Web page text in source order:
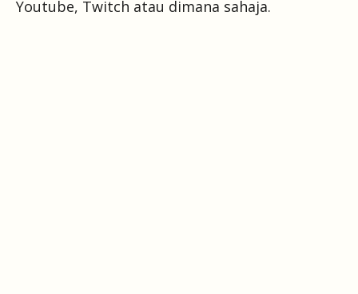
Youtube, Twitch atau dimana sahaja.